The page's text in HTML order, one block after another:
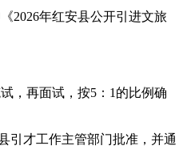
2026年红安县公开引进文旅
，再面试，按5：1的比例确
才工作主管部门批准，并通